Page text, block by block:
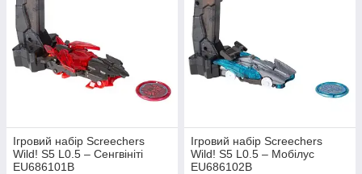
Ігровий набір Screechers
Wild! S5 L0.5 – Сенгвініті
EU686101B
Ігровий набір Screechers
Wild! S5 L0.5 – Мобілус
EU686102B